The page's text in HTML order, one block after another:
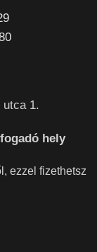
utca 1.
hely
ezzel fizethetsz